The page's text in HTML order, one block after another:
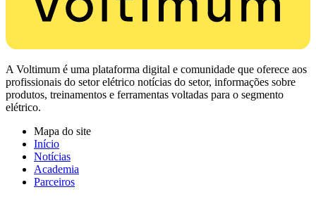
A Voltimum é uma plataforma digital e comunidade que oferece aos
profissionais do setor elétrico notícias do setor, informações sobre
produtos, treinamentos e ferramentas voltadas para o segmento
elétrico.
Mapa do site
Início
Notícias
Academia
Parceiros